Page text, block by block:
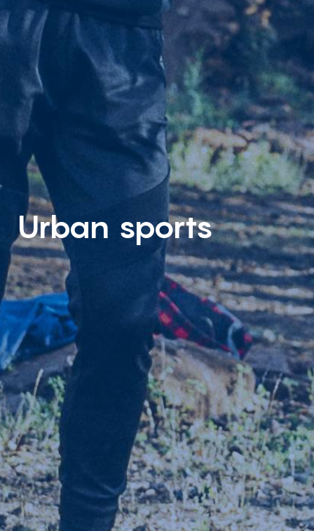
Urban sports